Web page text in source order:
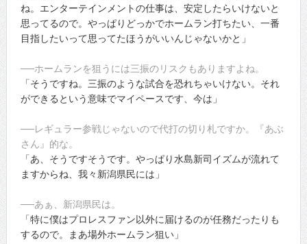
ね。エンターテインメントの仕事は、安定したらいけないと
思ってるので。やっぱりどっかでホームラン打ちたい、一番
目指したいって思ってたほうがいいんじゃないかと」
──ホームランを狙うには三振のリスクもありますよね。
「そうですね。三振のような試合を恐れちゃいけない。それ
ができるという意味でマイペースです、今は」
──レギュラー参戦じゃないので代打の切り札ですか。『あぶ
さん』的な。
「あ、そうですそうです。やっぱり水島新司イズムが流れて
ますからね、我々新潟県民には」
──あぁ、新潟県民は。
「特に僕はプロレスファン以外に届けるのが任務だったりも
するので。まあ場外ホームラン狙い」